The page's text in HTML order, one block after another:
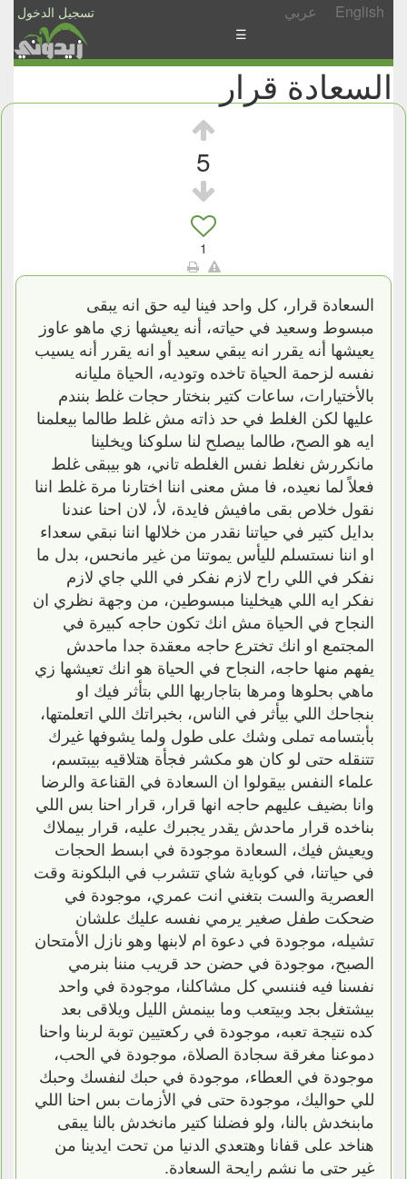
تسجيل الدخول عربي English
الأخبار
الأسئلة
☰
السعادة قرار
5
1
السعادة قرار، كل واحد فينا ليه حق انه يبقى
مبسوط وسعيد في حياته، أنه يعيشها زي ماهو عاوز
يعيشها أنه يقرر انه يبقي سعيد أو انه يقرر أنه يسيب
نفسه لزحمة الحياة تاخده وتوديه، الحياة مليانه
بالأختيارات، ساعات كتير بنختار حجات غلط بنندم
عليها لكن الغلط في حد ذاته مش غلط طالما بيعلمنا
ايه هو الصح، طالما بيصلح لنا سلوكنا ويخلينا
مانكررش نغلط نفس الغلطه تاني، هو بيبقى غلط
فعلاً لما نعيده، فا مش معنى اننا اختارنا مرة غلط اننا
نقول خلاص بقى مافيش فايدة، لأ، لان احنا عندنا
بدايل كتير في حياتنا نقدر من خلالها اننا نبقي سعداء
او اننا نستسلم لليأس يموتنا من غير مانحس، بدل ما
نفكر في اللي راح لازم نفكر في اللي جاي لازم
نفكر ايه اللي هيخلينا مبسوطين، من وجهة نظري ان
النجاح في الحياة مش انك تكون حاجه كبيرة في
المجتمع او انك تخترع حاجه معقدة جدا ماحدش
يفهم منها حاجه، النجاح في الحياة هو انك تعيشها زي
ماهي بحلوها ومرها بتاجاربها اللي بتأثر فيك او
بنجاحك اللي بيأثر في الناس، بخبراتك اللي اتعلمتها،
بأبتسامه تملى وشك على طول ولما يشوفها غيرك
تتنقله حتى لو كان هو مكشر فجأة هتلاقيه بيبتسم،
علماء النفس بيقولوا ان السعادة في القناعة والرضا
وانا بضيف عليهم حاجه انها قرار، قرار احنا بس اللي
بناخده قرار ماحدش يقدر يجبرك عليه، قرار بيملاك
ويعيش فيك، السعادة موجودة في ابسط الحجات
في حياتنا، في كوباية شاي تتشرب في البلكونة وقت
العصرية والست بتغني انت عمري، موجودة في
ضحكت طفل صغير يرمي نفسه عليك علشان
تشيله، موجودة في دعوة ام لابنها وهو نازل الأمتحان
الصبح، موجودة في حضن حد قريب مننا بنرمي
نفسنا فيه فننسي كل مشاكلنا، موجودة في واحد
بيشتغل بجد وبيتعب وما بينمش الليل ويلاقى بعد
كده نتيجة تعبه، موجودة في ركعتيين توبة لربنا واحنا
دموعنا مغرقة سجادة الصلاة، موجودة في الحب،
موجودة في العطاء، موجودة في حبك لنفسك وحبك
للي حواليك، موجودة حتى في الأزمات بس احنا اللي
مابنخدش بالنا، ولو فضلنا كتير مانخدش بالنا يبقى
هناخد على قفانا وهتعدي الدنيا من تحت ايدينا من
غير حتى ما نشم رايحة السعادة.